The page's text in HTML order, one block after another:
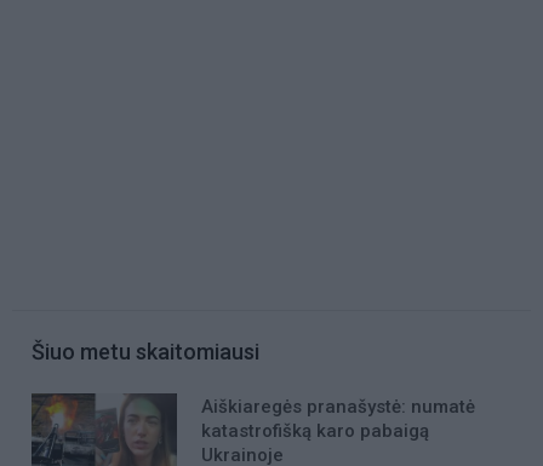
Šiuo metu skaitomiausi
Aiškiaregės pranašystė: numatė
katastrofišką karo pabaigą
Ukrainoje